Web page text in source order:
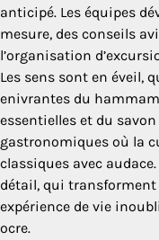
anticipé. Les équipes
mesure, des conseils
l’organisation
Les sens sont en éveil,
enivrantes du
essentielles et du
gastronomiques où la
classiques avec
détail, qui
expérience de vie
ocre.